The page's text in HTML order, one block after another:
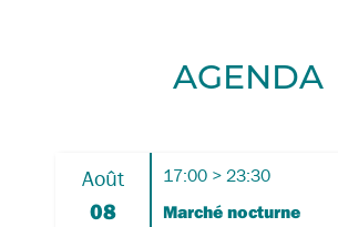
AGENDA
Août
08
17:00 > 23:30
Marché nocturne